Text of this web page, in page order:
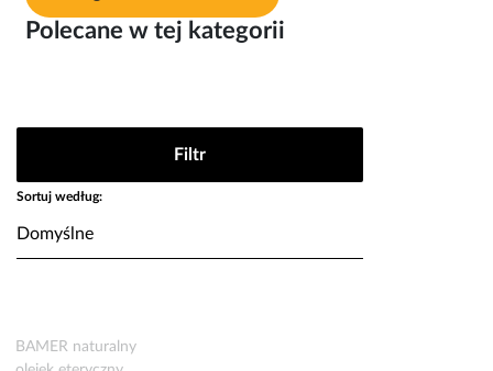
Polecane w tej kategorii
Filtr
Sortuj według:
BAMER naturalny